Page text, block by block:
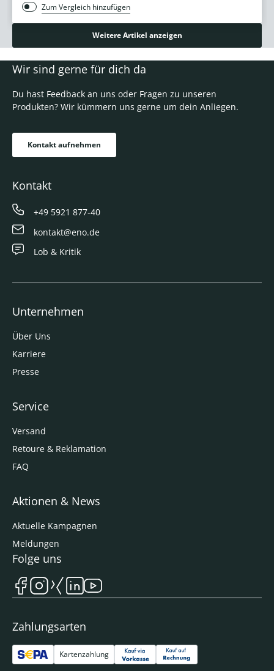
Zum Vergleich hinzufügen
Weitere Artikel anzeigen
Wir sind gerne für dich da
Du hast Feedback an uns oder Fragen zu unseren
Produkten? Wir kümmern uns gerne um dein Anliegen.
Kontakt aufnehmen
Kontakt
+49 5921 877-40
kontakt@eno.de
Lob & Kritik
Unternehmen
Über Uns
Karriere
Presse
Service
Versand
Retoure & Reklamation
FAQ
Aktionen & News
Aktuelle Kampagnen
Meldungen
Zahlungsarten
Kartenzahlung
Folge uns